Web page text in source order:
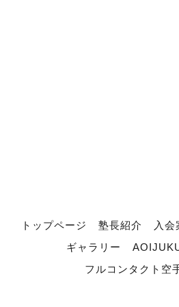
トップページ 塾長紹介
入
ギャラリー
フルコンタクト空